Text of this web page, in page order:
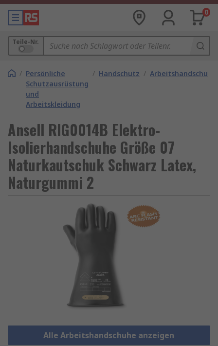
0
Teile-Nr.
/ Persönliche
Schutzausrüstung
und
Arbeitskleidung
/ Handschutz / Arbeitshandschuhe
Ansell RIG0014B Elektro-
Isolierhandschuhe Größe 07
Naturkautschuk Schwarz Latex,
Naturgummi 2
Alle Arbeitshandschuhe anzeigen